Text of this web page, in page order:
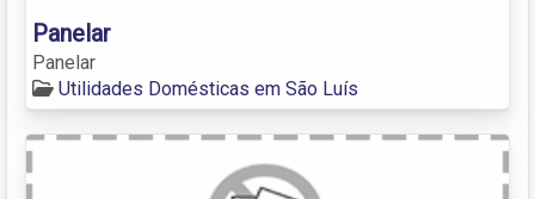
Panelar
Panelar
Utilidades Domésticas em São Luís